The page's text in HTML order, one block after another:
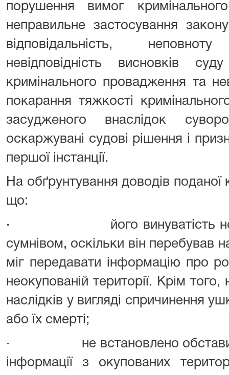
порушення вимог
неправильне застосування
відповідальність,
невідповідність висновків
кримінального провадження та
покарання тяжкості
засудженого внаслідок
оскаржувані судові рішення і
першої інстанції.
На обґрунтування доводів поданої
що:
· його винуватість не
сумнівом, оскільки він перебував
міг передавати інформацію про
неокупованій території. Крім
наслідків у вигляді спричинення
або їх смерті;
· не встановлено обставин,
інформації з окупованих